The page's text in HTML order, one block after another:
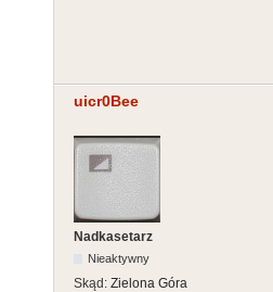
uicr0Bee
Nadkasetarz
Nieaktywny
Skąd: Zielona Góra